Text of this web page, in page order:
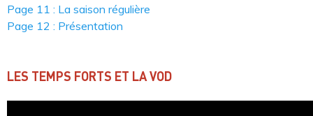
Page 11 : La saison régulière
Page 12 : Présentation
LES TEMPS FORTS ET LA VOD